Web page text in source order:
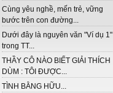
Cùng yêu nghề, mến trẻ, vững
bước trên con đường...
Dưới đây là nguyên văn "Ví dụ 1"
trong TT...
THẦY CÔ NÀO BIẾT GIẢI THÍCH
DÙM : TÔI ĐƯỢC...
TÌNH BẰNG HỮU...